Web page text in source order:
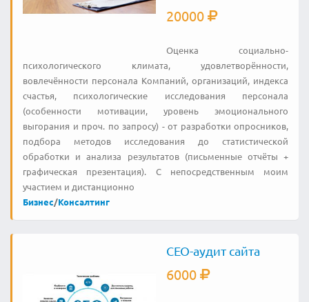
20000
Оценка социально-
психологического климата, удовлетворённости,
вовлечённости персонала Компаний, организаций, индекса
счастья, психологические исследования персонала
(особенности мотивации, уровень эмоционального
выгорания и проч. по запросу) - от разработки опросников,
подбора методов исследования до статистической
обработки и анализа результатов (письменные отчёты +
графическая презентация). С непосредственным моим
участием и дистанционно
Бизнес/Консалтинг
СЕО-аудит сайта
6000